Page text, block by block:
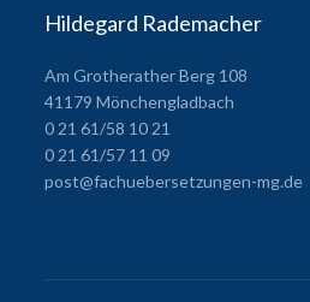
Hildegard Rademacher
Am Grotherather Berg 108
41179 Mönchengladbach
0 21 61/58 10 21
0 21 61/57 11 09
post@fachuebersetzungen-mg.de